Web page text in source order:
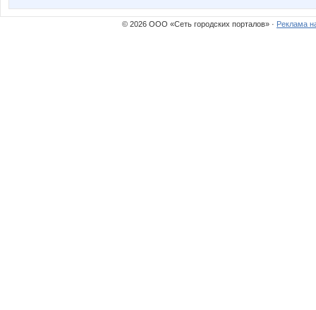
© 2026 ООО «Сеть городских порталов» · Реклама